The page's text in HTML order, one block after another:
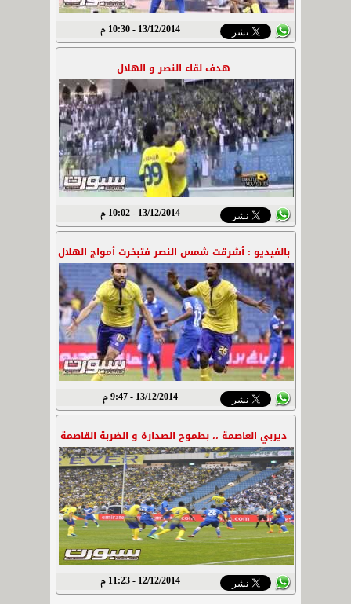
13/12/2014 - 10:30 م
هدف لقاء النصر و الهلال
13/12/2014 - 10:02 م
بالفيديو : أشرقت شمس النصر فتبخرت أمواج الهلال
13/12/2014 - 9:47 م
ديربي العاصمة ،، بطموح الصدارة و الضربة القاصمة
12/12/2014 - 11:23 م